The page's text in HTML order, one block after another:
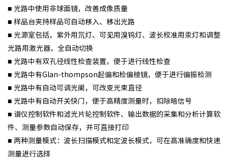
■ 光路中使用非球面镜，改善成像质量
■ 样品台夹持样品可自动移入、移出光路
■ 光源室包括，紫外用氘灯、可见用溴钨灯、波长校准用汞灯和调整
光路用激光器，全自动切换
■ 光路中有双孔径线性检查装置，便于进行线性检查
■ 光路中有Glan-thompson起偏和检偏棱镜，便于进行偏振检测
■ 光路中有自动可调光阑，可改变光束直径
■ 光路中有自动开关快门，便于高精度测量时，扣除暗信号
■ 谱仪控制软件和滤光片轮控制软件、输出数据的采集和分析计算软
件、测量参数自动保存，并可直接打印
■ 两种测量模式：波长扫描模式和定波长模式，可在高准确度和快速
测量进行选择